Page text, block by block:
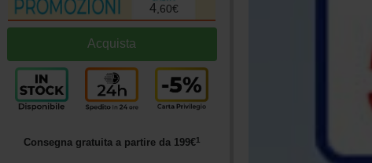
4,60€
Consegna gratuita a partire da 199€1